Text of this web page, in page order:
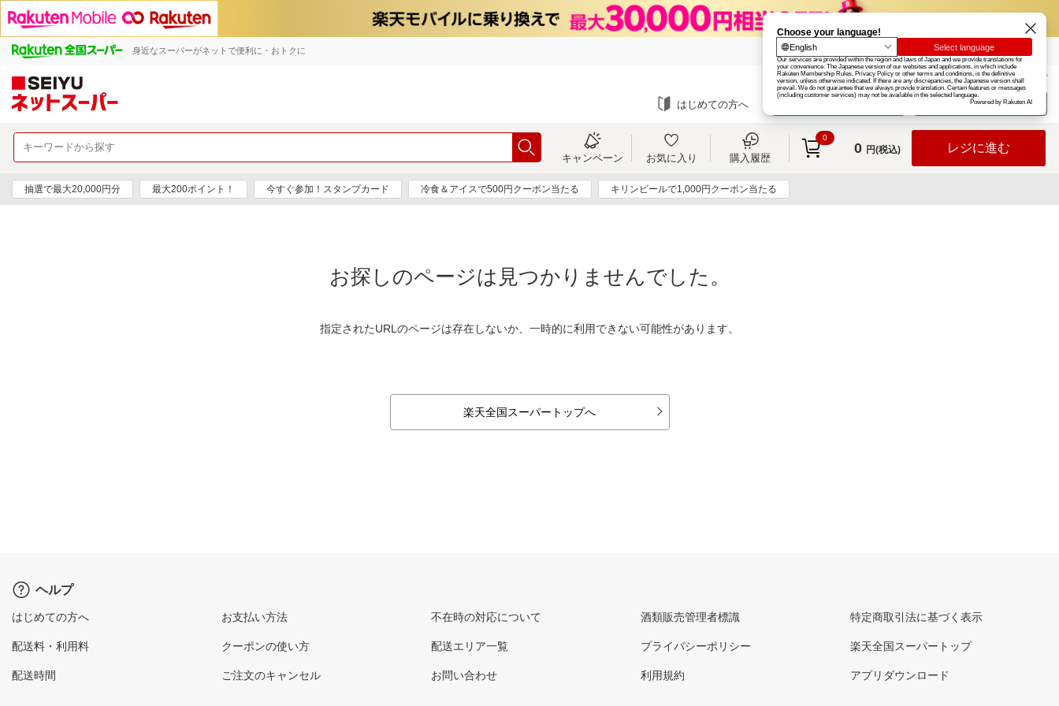
身近なスーパーがネットで便利に・おトクに 楽天グループ カード
お知らせ ヘルプ
はじめての方へ ログイン
キャンペーン お気に入り 購入履歴
0
0 円(税込) レジに進む
抽選で最大20,000円分 最大200ポイント！ 今すぐ参加！スタンプカード 冷食＆アイスで500円クーポン当たる キリンビールで1,000円クーポン当たる
お探しのページは見つかりませんでした。
指定されたURLのページは存在しないか、一時的に利用できない可能性があります。
楽天全国スーパートップへ
ヘルプ
はじめての方へ
配送料・利用料
配送時間
お支払い方法
クーポンの使い方
ご注文のキャンセル
不在時の対応について
配送エリア一覧
お問い合わせ
酒類販売管理者標識
プライバシーポリシー
利用規約
特定商取引法に基づく表示
楽天全国スーパートップ
アプリダウンロード